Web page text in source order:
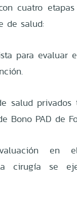
cuatro etapas
de salud:
para evaluar
salud
Bono PAD de
en el
cirugía se